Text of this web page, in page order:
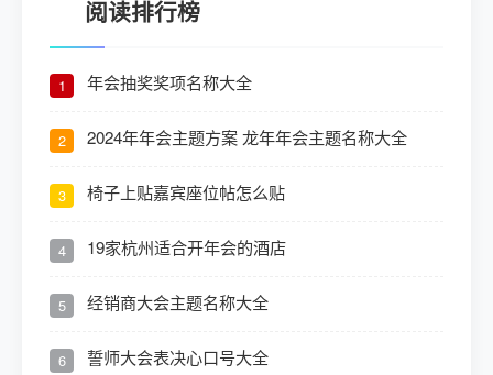
阅读排行榜
1 年会抽奖奖项名称大全
2 2024年年会主题方案 龙年年会主题名称大全
3 椅子上贴嘉宾座位帖怎么贴
4 19家杭州适合开年会的酒店
5 经销商大会主题名称大全
6 誓师大会表决心口号大全